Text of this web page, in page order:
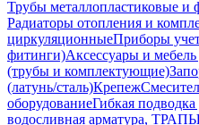
Трубы металлопластиковые и
Радиаторы отопления и
циркуляционныеПриборы
фитинги)Аксессуары и
(трубы и комплектующие)
(латунь/сталь)Крепеж
оборудованиеГибкая
водосливная арматура,